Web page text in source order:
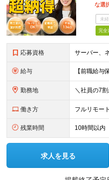
な選
未
完全
応募資格
給与
勤務地
働き方 フルリモー
残業時間 10時間以内
求人を見る